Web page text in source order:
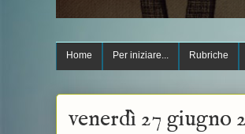
Home Per iniziare... Rubriche
venerdì 27 giugno